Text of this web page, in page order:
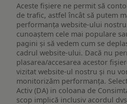
Aceste fișiere ne permit să
de trafic, astfel încât să putem
performanța website-ului
cunoaștem cele mai populare
pagini și să vedem cum se
cadrul website-ului. Dacă nu
plasarea/accesarea acestor
vizitat website-ul nostru și nu
monitorizăm performanța.
Activ (DA) in coloana de
scop implică inclusiv acordul